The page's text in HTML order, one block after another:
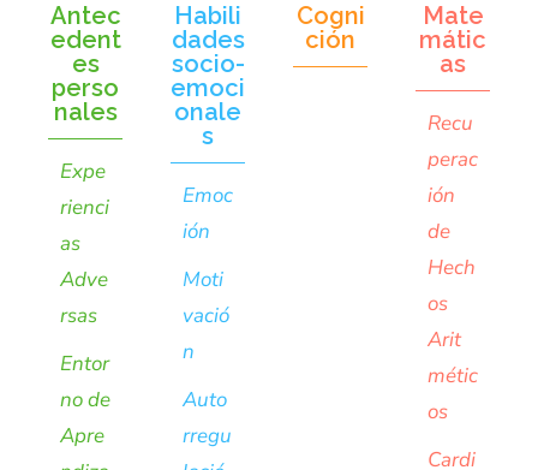
Antec
edent
es
perso
nales
Expe
rienci
as
Adve
rsas
Entor
no de
Apre
Habili
dades
socio-
emoci
onale
s
Emoc
ión
Moti
vació
n
Auto
rregu
Cogni
ción
Mate
mátic
as
Recu
perac
ión
de
Hech
os
Arit
métic
os
Cardi